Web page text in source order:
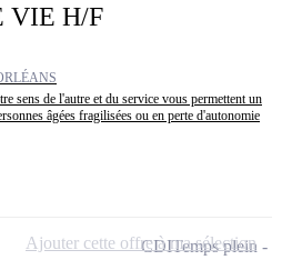
VIE H/F
sens de l'autre et du service vous permettent un
âgées fragilisées ou en perte d'autonomie
CDITemps plein
Ajouter cette offre à ma sélection